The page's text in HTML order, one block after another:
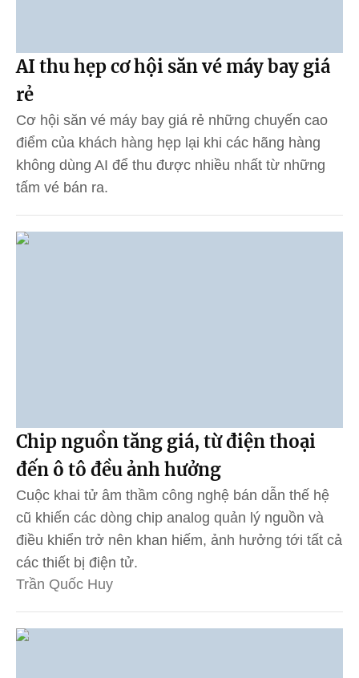
AI thu hẹp cơ hội săn vé máy bay giá
rẻ
Cơ hội săn vé máy bay giá rẻ những chuyến cao
điểm của khách hàng hẹp lại khi các hãng hàng
không dùng AI để thu được nhiều nhất từ những
tấm vé bán ra.
Chip nguồn tăng giá, từ điện thoại
đến ô tô đều ảnh hưởng
Cuộc khai tử âm thầm công nghệ bán dẫn thế hệ
cũ khiến các dòng chip analog quản lý nguồn và
điều khiển trở nên khan hiếm, ảnh hưởng tới tất cả
các thiết bị điện tử.
Trần Quốc Huy